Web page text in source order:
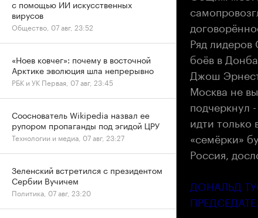
Ряд лидеров
боёв в
Джош
Москва не
подчеркнул
идти
«семёрки»
Россия,
ДОНАЛЬД
с помощью ИИ искусственных
вирусов
Общество, 07 авг, 23:52
«Ноев ковчег»: почему в восточной
Арктике эволюция шла непрерывно
РБК и УК Первая, 07 авг, 23:45
Сооснователь Wikipedia назвал ее
рупором пропаганды под эгидой ЦРУ
Технологии и медиа, 07 авг, 23:27
Зеленский встретился с президентом
Сербии Вучичем
Политика, 07 авг, 23:20